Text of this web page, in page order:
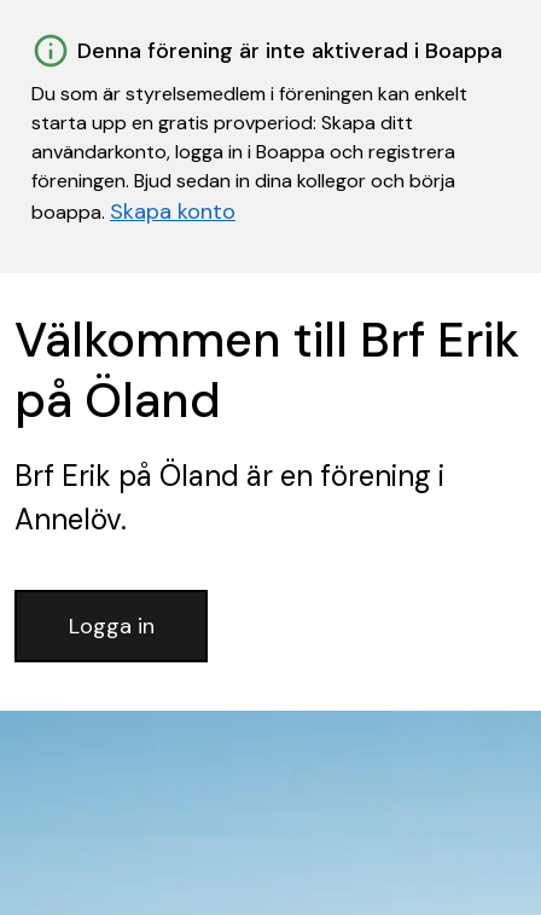
Denna förening är inte aktiverad i Boappa
Du som är styrelsemedlem i föreningen kan enkelt
starta upp en gratis provperiod: Skapa ditt
användarkonto, logga in i Boappa och registrera
föreningen. Bjud sedan in dina kollegor och börja
boappa. Skapa konto
Välkommen till Brf Erik
på Öland
Brf Erik på Öland är en förening i
Annelöv.
Logga in